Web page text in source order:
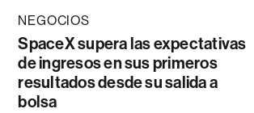
NEGOCIOS
SpaceX supera las expectativas
de ingresos en sus primeros
resultados desde su salida a
bolsa